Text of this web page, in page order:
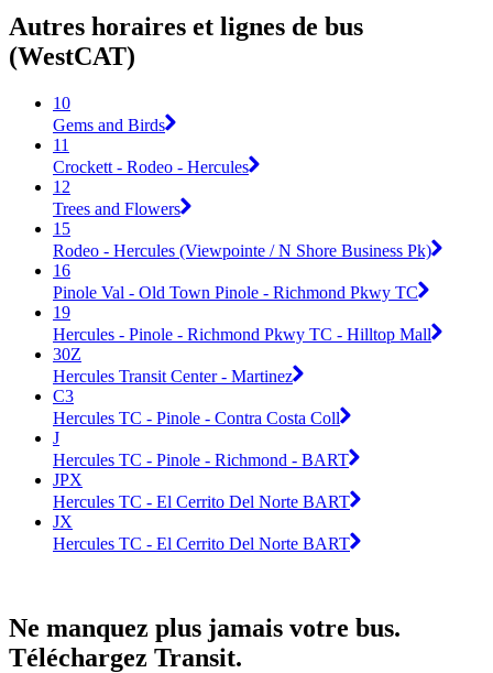
Autres horaires et lignes de bus
(WestCAT)
10
Gems and Birds
11
Crockett - Rodeo - Hercules
12
Trees and Flowers
15
Rodeo - Hercules (Viewpointe / N Shore Business Pk)
16
Pinole Val - Old Town Pinole - Richmond Pkwy TC
19
Hercules - Pinole - Richmond Pkwy TC - Hilltop Mall
30Z
Hercules Transit Center - Martinez
C3
Hercules TC - Pinole - Contra Costa Coll
J
Hercules TC - Pinole - Richmond - BART
JPX
Hercules TC - El Cerrito Del Norte BART
JX
Hercules TC - El Cerrito Del Norte BART
Ne manquez plus jamais votre bus.
Téléchargez Transit.